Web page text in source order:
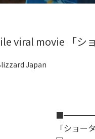
viral movie 「ショ
Japan
「ショー